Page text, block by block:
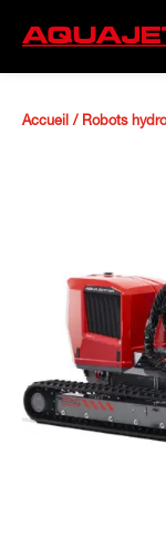
Accueil / Robots